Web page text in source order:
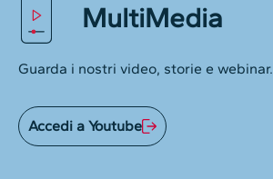
MultiMedia
Guarda i nostri video, storie e webinar.
Accedi a Youtube